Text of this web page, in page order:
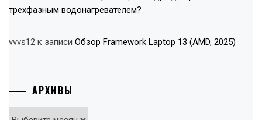
трехфазным водонагревателем?
vvvs12 к записи Обзор Framework Laptop 13 (AMD, 2025)
АРХИВЫ
Архивы